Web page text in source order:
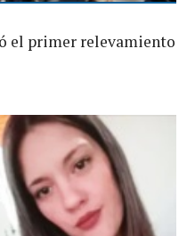
el primer relevamiento